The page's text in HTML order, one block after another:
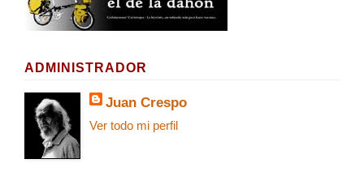
ADMINISTRADOR
Juan Crespo
Ver todo mi perfil